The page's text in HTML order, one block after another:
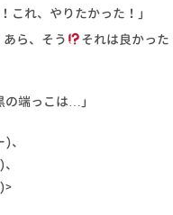
これ、やりたかった！」
あら、そう それは良かった
の端っこは…」
、